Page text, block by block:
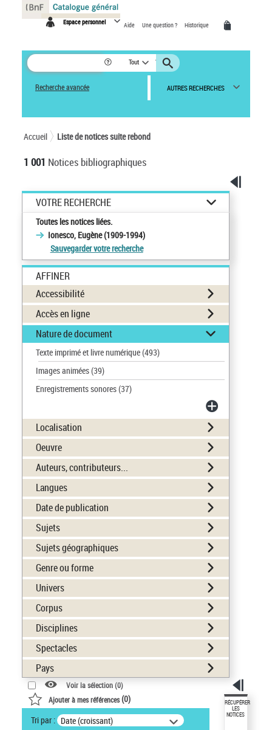
Espace personnel Aide Une question ? Historique
Tout
Recherche avancée AUTRES RECHERCHES
Accueil Liste de notices suite rebond
1 001 Notices bibliographiques
VOTRE RECHERCHE
Toutes les notices liées.
Ionesco, Eugène (1909-1994)
Sauvegarder votre recherche
AFFINER
Accessibilité
Accès en ligne
Nature de document
Texte imprimé et livre numérique(493)
Images animées(39)
Enregistrements sonores(37)
Localisation
Oeuvre
Auteurs, contributeurs...
Langues
Date de publication
Sujets
Sujets géographiques
Genre ou forme
Univers
Corpus
Disciplines
Spectacles
Pays
Voir la sélection (0)
Ajouter à mes références(0)
Tri par : Date (croissant)
RÉCUPÉRER
LES
NOTICES
Panneau de gestion des cookies